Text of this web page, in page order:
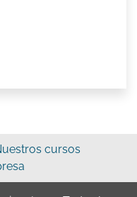
cursos